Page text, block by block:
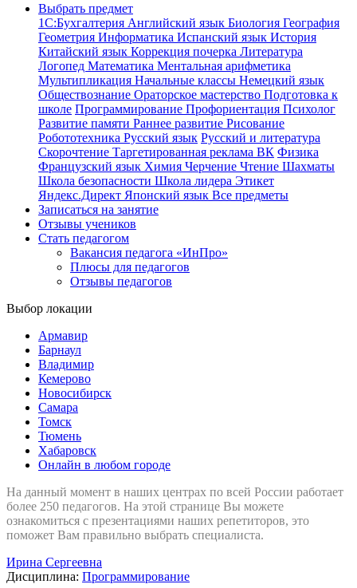
Выбрать предмет
1С:Бухгалтерия Английский язык Биология География
Геометрия Информатика Испанский язык История
Китайский язык Коррекция почерка Литература
Логопед Математика Ментальная арифметика
Мультипликация Начальные классы Немецкий язык
Обществознание Ораторское мастерство Подготовка к
школе Программирование Профориентация Психолог
Развитие памяти Раннее развитие Рисование
Робототехника Русский язык Русский и литература
Скорочтение Таргетированная реклама ВК Физика
Французский язык Химия Черчение Чтение Шахматы
Школа безопасности Школа лидера Этикет
Яндекс.Директ Японский язык Все предметы
Записаться на занятие
Отзывы учеников
Стать педагогом
Вакансия педагога «ИнПро»
Плюсы для педагогов
Отзывы педагогов
Выбор локации
Армавир
Барнаул
Владимир
Кемерово
Новосибирск
Самара
Томск
Тюмень
Хабаровск
Онлайн в любом городе
На данный момент в наших центрах по всей России работает
более 250 педагогов. На этой странице Вы можете
ознакомиться с презентациями наших репетиторов, это
поможет Вам правильно выбрать специалиста.
Ирина Сергеевна
Дисциплина: Программирование